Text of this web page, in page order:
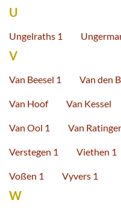
U
Ungelraths 1
V
Van Beesel 1 Van den
Van Hoof Van Kessel
Van Ool 1 Van
Verstegen 1 Viethen 1
Voßen 1 Vyvers 1
W